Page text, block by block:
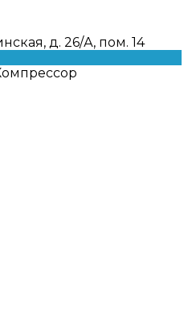
д. 26/А, пом. 14